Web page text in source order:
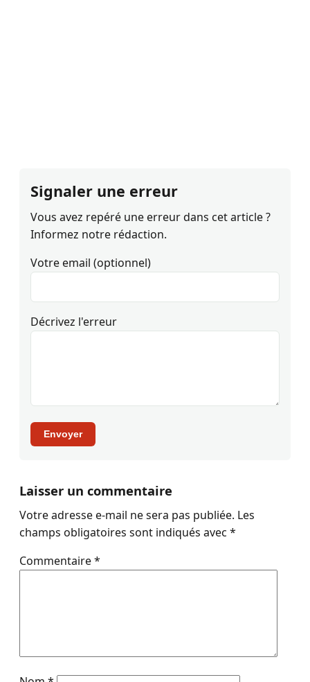
Signaler une erreur
Vous avez repéré une erreur dans cet article ?
Informez notre rédaction.
Votre email (optionnel)
Décrivez l'erreur
Envoyer
Laisser un commentaire
Votre adresse e-mail ne sera pas publiée. Les
champs obligatoires sont indiqués avec *
Commentaire*